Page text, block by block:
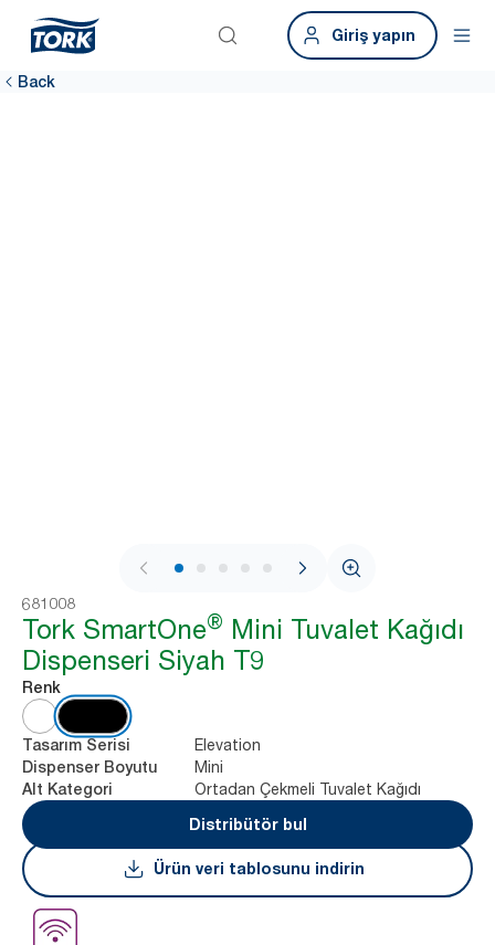
Giriş yapın
Back
1 / 9
681008
Tork SmartOne® Mini Tuvalet Kağıdı
Dispenseri Siyah T9
Renk
Tasarım Serisi Elevation
Dispenser Boyutu Mini
Alt Kategori
Ortadan Çekmeli Tuvalet Kağıdı
Distribütör bul
Ürün veri tablosunu indirin